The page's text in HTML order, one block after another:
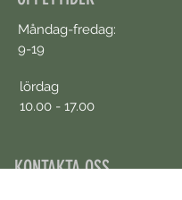
Måndag-fredag:
9-19
lördag
10.00 - 17.00
KONTAKTA OSS